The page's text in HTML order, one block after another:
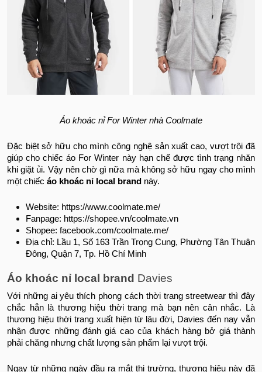
Áo khoác nỉ For Winter nhà Coolmate
Đặc biệt sở hữu cho mình công nghệ sản xuất cao, vượt trội đã
giúp cho chiếc áo For Winter này hạn chế được tình trạng nhăn
khi giặt ủi. Vậy nên chờ gì nữa mà không sở hữu ngay cho mình
một chiếc áo khoác nỉ local brand này.
Website: https://www.coolmate.me/
Fanpage: https://shopee.vn/coolmate.vn
Shopee: facebook.com/coolmate.me/
Địa chỉ: Lầu 1, Số 163 Trần Trọng Cung, Phường Tân Thuận
Đông, Quận 7, Tp. Hồ Chí Minh
Áo khoác nỉ local brand Davies
Với những ai yêu thích phong cách thời trang streetwear thì đây
chắc hẳn là thương hiệu thời trang mà bạn nên cân nhắc. Là
thương hiệu thời trang xuất hiện từ lâu đời, Davies đến nay vẫn
nhận được những đánh giá cao của khách hàng bở giá thành
phải chăng nhưng chất lượng sản phẩm lại vượt trội.
Ngay từ những ngày đầu ra mắt thị trường, thương hiệu này đã